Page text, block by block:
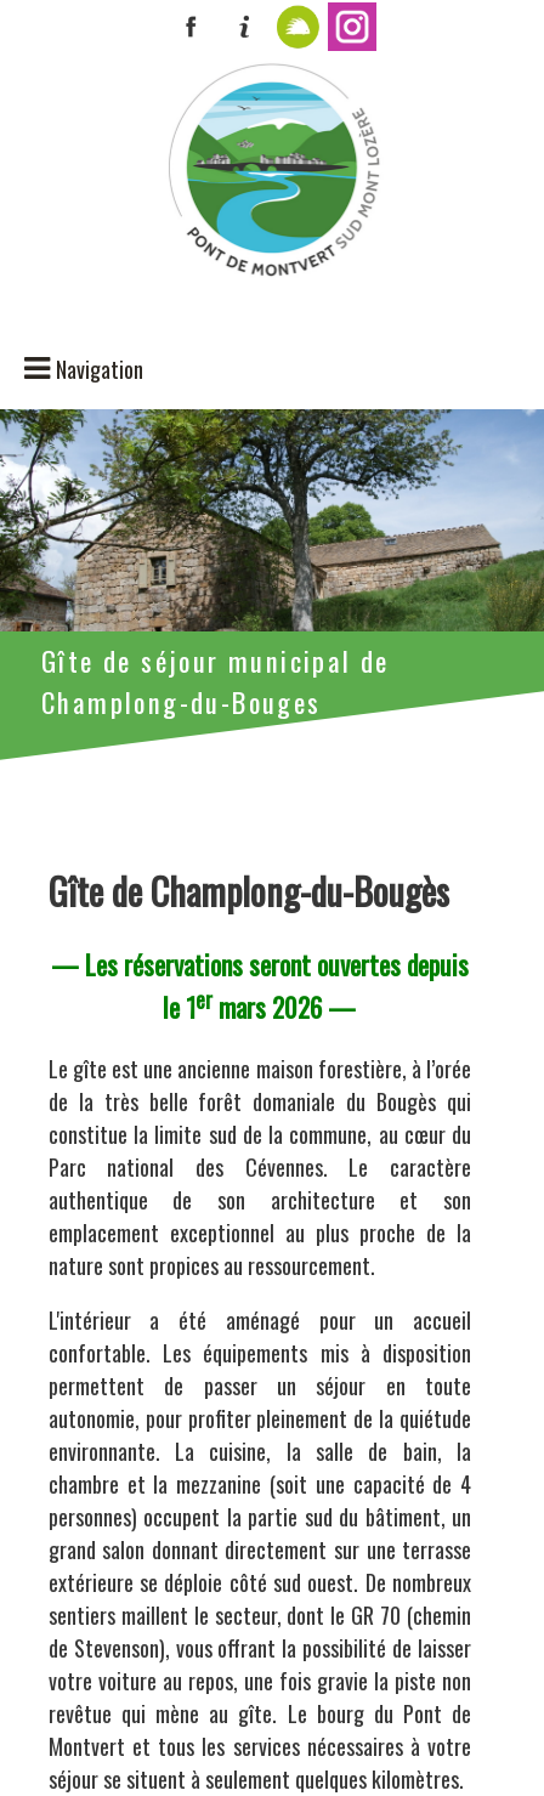
Navigation
Gîte de séjour municipal de
Champlong-du-Bouges
Gîte de Champlong-du-Bougès
— Les réservations seront ouvertes depuis
le 1ermars 2026 —
Le gîte est une ancienne maison forestière, à l’orée
de la très belle forêt domaniale du Bougès qui
constitue la limite sud de la commune, au cœur du
Parc national des Cévennes. Le caractère
authentique de son architecture et son
emplacement exceptionnel au plus proche de la
nature sont propices au ressourcement.
L'intérieur a été aménagé pour un accueil
confortable. Les équipements mis à disposition
permettent de passer un séjour en toute
autonomie, pour profiter pleinement de la quiétude
environnante. La cuisine, la salle de bain, la
chambre et la mezzanine (soit une capacité de 4
personnes) occupent la partie sud du bâtiment, un
grand salon donnant directement sur une terrasse
extérieure se déploie côté sud ouest. De nombreux
sentiers maillent le secteur, dont le GR 70 (chemin
de Stevenson), vous offrant la possibilité de laisser
votre voiture au repos, une fois gravie la piste non
revêtue qui mène au gîte. Le bourg du Pont de
Montvert et tous les services nécessaires à votre
séjour se situent à seulement quelques kilomètres.